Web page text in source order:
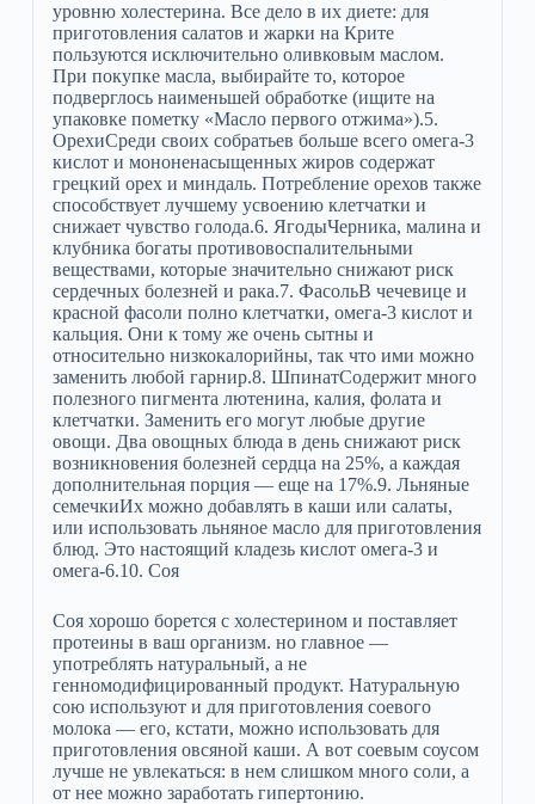
уровню холестерина. Все дело в их диете: для
приготовления салатов и жарки на Крите
пользуются исключительно оливковым маслом.
При покупке масла, выбирайте то, которое
подверглось наименьшей обработке (ищите на
упаковке пометку «Масло первого отжима»).5.
ОрехиСреди своих собратьев больше всего омега-3
кислот и мононенасыщенных жиров содержат
грецкий орех и миндаль. Потребление орехов также
способствует лучшему усвоению клетчатки и
снижает чувство голода.6. ЯгодыЧерника, малина и
клубника богаты противовоспалительными
веществами, которые значительно снижают риск
сердечных болезней и рака.7. ФасольВ чечевице и
красной фасоли полно клетчатки, омега-3 кислот и
кальция. Они к тому же очень сытны и
относительно низкокалорийны, так что ими можно
заменить любой гарнир.8. ШпинатСодержит много
полезного пигмента лютенина, калия, фолата и
клетчатки. Заменить его могут любые другие
овощи. Два овощных блюда в день снижают риск
возникновения болезней сердца на 25%, а каждая
дополнительная порция — еще на 17%.9. Льняные
семечкиИх можно добавлять в каши или салаты,
или использовать льняное масло для приготовления
блюд. Это настоящий кладезь кислот омега-3 и
омега-6.10. Соя
Соя хорошо борется с холестерином и поставляет
протеины в ваш организм. но главное —
употреблять натуральный, а не
генномодифицированный продукт. Натуральную
сою используют и для приготовления соевого
молока — его, кстати, можно использовать для
приготовления овсяной каши. А вот соевым соусом
лучше не увлекаться: в нем слишком много соли, а
от нее можно заработать гипертонию.